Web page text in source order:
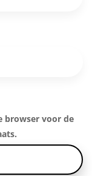
browser voor de